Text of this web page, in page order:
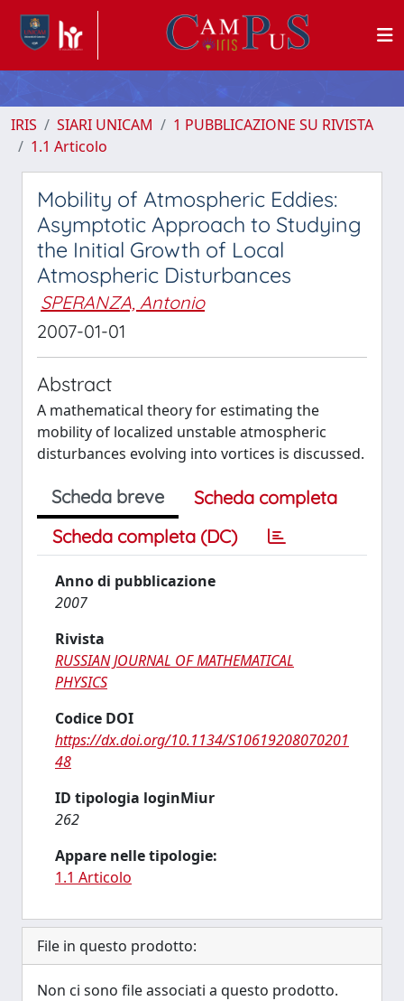
IRIS SIARI UNICAM
1 PUBBLICAZIONE SU RIVISTA
1.1 Articolo
Mobility of Atmospheric Eddies:
Asymptotic Approach to Studying
the Initial Growth of Local
Atmospheric Disturbances
SPERANZA, Antonio
2007-01-01
Abstract
A mathematical theory for estimating the
mobility of localized unstable atmospheric
disturbances evolving into vortices is discussed.
Scheda breve
Scheda completa
Scheda completa (DC)
Anno di pubblicazione
2007
Rivista
RUSSIAN JOURNAL OF MATHEMATICAL
PHYSICS
Codice DOI
https://dx.doi.org/10.1134/S10619208070201
48
ID tipologia loginMiur
262
Appare nelle tipologie:
1.1 Articolo
File in questo prodotto:
Non ci sono file associati a questo prodotto.